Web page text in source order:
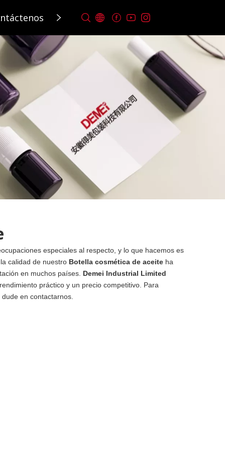
especiales al respecto, y lo que hacemos es
calidad de nuestro Botella cosmética de aceite ha
en muchos países. Demei Industrial Limited
práctico y un precio competitivo. Para
dude en contactarnos.